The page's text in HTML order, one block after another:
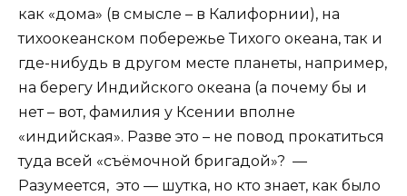
как «дома» (в смысле – в Калифорнии), на
тихоокеанском побережье Тихого океана, так и
где-нибудь в другом месте планеты, например,
на берегу Индийского океана (а почему бы и
нет – вот, фамилия у Ксении вполне
«индийская». Разве это – не повод прокатиться
туда всей «съёмочной бригадой»? —
Разумеется, это — шутка, но кто знает, как было